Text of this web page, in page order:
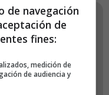
de navegación
de
fines:
medición de
de audiencia y